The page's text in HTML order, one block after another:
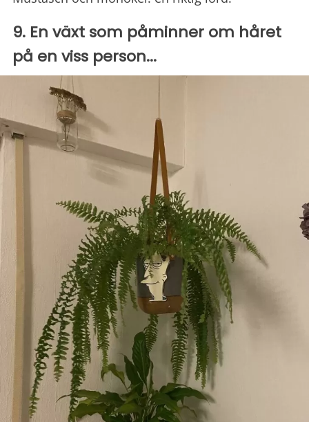
9. En växt som påminner om håret
på en viss person...